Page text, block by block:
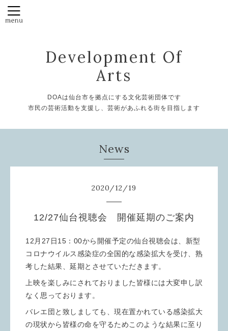
Development Of
Arts
DOAは仙台市を拠点にする文化芸術団体です
市民の芸術活動を支援し、芸術があふれる街を目指します
News
2020/12/19
12/27仙台視聴会 開催延期のご案内
12月27日15： 00から開催予定の仙台視聴会は、 新型
コロナウイルス感染症の全国的な感染拡大を受け、 熟
考した結果、延期とさせていただきます。
上映を楽しみにされておりました皆様には大変申し訳
なく思ってお ります。
バレエ団と致しましても、現在置かれている感染拡大
の現状から皆様の命を守るためこのような結果に至り